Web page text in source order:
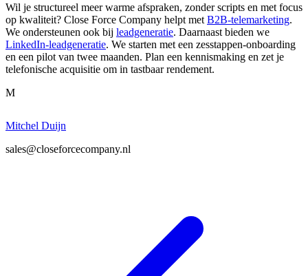
Wil je structureel meer warme afspraken, zonder scripts en met focus
op kwaliteit? Close Force Company helpt met B2B-telemarketing.
We ondersteunen ook bij leadgeneratie. Daarnaast bieden we
LinkedIn-leadgeneratie. We starten met een zesstappen-onboarding
en een pilot van twee maanden. Plan een kennismaking en zet je
telefonische acquisitie om in tastbaar rendement.
M
Mitchel Duijn
sales@closeforcecompany.nl